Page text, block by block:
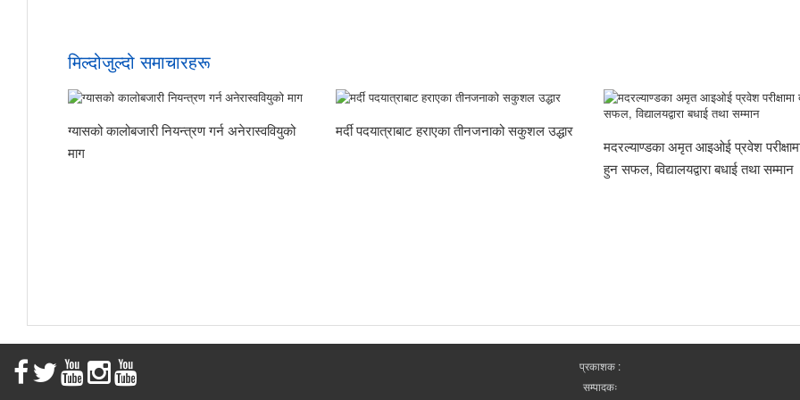
मिल्दोजुल्दो समाचारहरू
ग्यासको कालोबजारी नियन्त्रण गर्न अनेरास्ववियुको
माग
मर्दी पदयात्राबाट हराएका तीनजनाको सकुशल उद्धार
मदरल्याण्डका अमृत आइओई प्रवेश परीक्षामा
हुन सफल, विद्यालयद्वारा बधाई तथा सम्मान
प्रकाशक :
सम्पादकः